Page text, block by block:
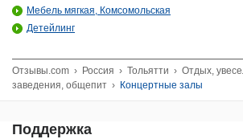
Мебель мягкая, Комсомольская
Детейлинг
Отзывы.com › Россия › Тольятти › Отдых,
заведения, общепит › Концертные залы
Поддержка